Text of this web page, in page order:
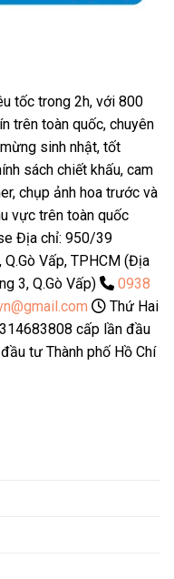
tốc trong 2h, với 800
trên toàn quốc, chuyên
sinh nhật, tốt
sách chiết khấu, cam
chụp ảnh hoa trước và
vực trên toàn quốc
Địa chỉ: 950/39
Q.Gò Vấp, TPHCM (Địa
3, Q.Gò Vấp)
0938
Thứ Hai
cấp lần đầu
tư Thành phố Hồ Chí